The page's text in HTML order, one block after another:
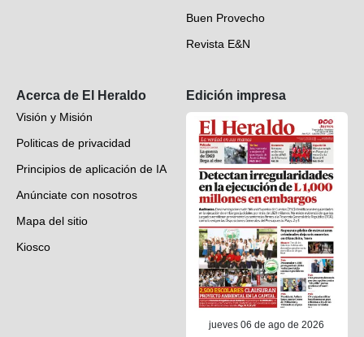
Buen Provecho
Revista E&N
Acerca de El Heraldo
Visión y Misión
Politicas de privacidad
Principios de aplicación de IA
Anúnciate con nosotros
Mapa del sitio
Kiosco
Edición impresa
jueves 06 de ago de 2026